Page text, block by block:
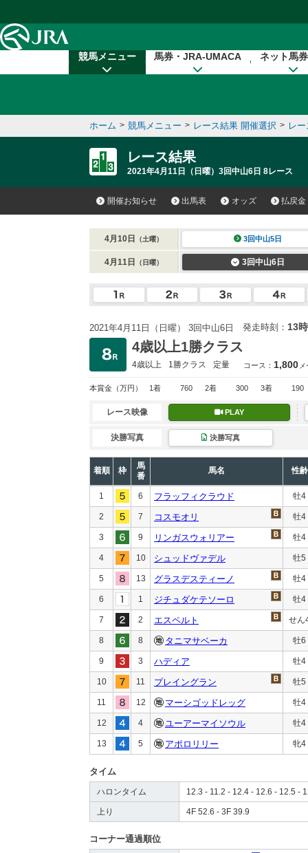
競馬メニュー 馬券・JRA-UMACA ネット馬
ホーム > 競馬メニュー > レース結果 開催選択 > レ
レース結果
2021年4月11日（日曜）3回中山6日 8レース
開催お知らせ 出馬表 オッズ 払戻金
4月10日 （土曜） 3回中山5日
4月11日 （日曜） 3回中山6日
2021年4月11日（日曜） 3回中山6日 発走時刻： 13
4歳以上1勝クラス
4歳以上 1勝クラス 定量 コース： 1,800
本賞金 （万円） 1着 760 2着 300 3着 190
レース映像 PLAY
決勝写真 決勝写真
着順 枠
馬
番
馬名 性齢
1 6 フラッフィクラウド 牡4
2 7 コスモオリ 牡4
3 9 リンガスウォリアー 牡4
4 10 シュッドヴァデル 牡5
5 13 グラスデスティーノ 牡4
6 1 ジチュダケテソーロ 牡4
7 2 エスペルト せん
8 8 タニマサベーカ 牡6
9 3 ハディア 牡4
10 11 プレイングラン 牡5
11 12 マーシゴッドレッグ 牡4
12 4 ユーアーマイソウル 牡4
13 5 アポロリリー 牝4
タイム
ハロンタイム 12.3 - 11.2 - 12.4 - 12.6 - 12.5 -
上り 4F 52.6 - 3F 39.9
コーナー通過順位